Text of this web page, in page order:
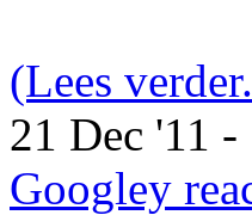
(Lees
21 Dec '11 -
Googley